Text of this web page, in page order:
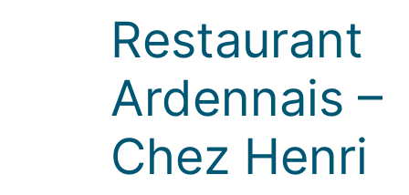
Restaurant
Ardennais –
Chez Henri